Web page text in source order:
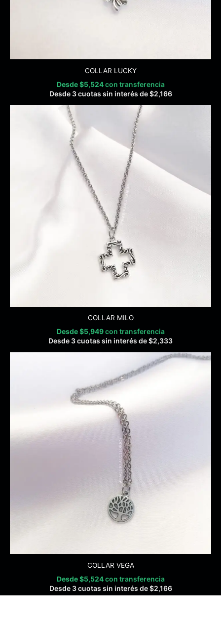
COLLAR LUCKY
Desde$5,524 con transferencia
Desde 3 cuotas sin interés de$2,166
COLLAR MILO
Desde$5,949 con transferencia
Desde 3 cuotas sin interés de$2,333
COLLAR VEGA
Desde$5,524 con transferencia
Desde 3 cuotas sin interés de$2,166